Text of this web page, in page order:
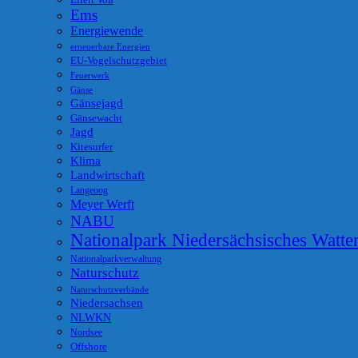
Ems
Energiewende
erneuerbare Energien
EU-Vogelschutzgebiet
Feuerwerk
Gänse
Gänsejagd
Gänsewacht
Jagd
Kitesurfer
Klima
Landwirtschaft
Langeoog
Meyer Werft
NABU
Nationalpark Niedersächsisches
Nationalparkverwaltung
Naturschutz
Naturschutzverbände
Niedersachsen
NLWKN
Nordsee
Offshore